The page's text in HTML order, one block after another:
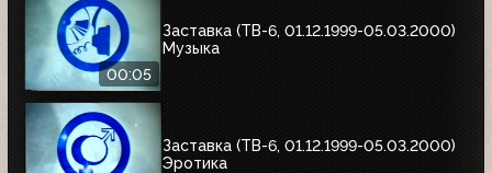
00:05
Заставка (ТВ-6, 01.12.1999-05.03.2000)
Музыка
Заставка (ТВ-6, 01.12.1999-05.03.2000)
Эротика